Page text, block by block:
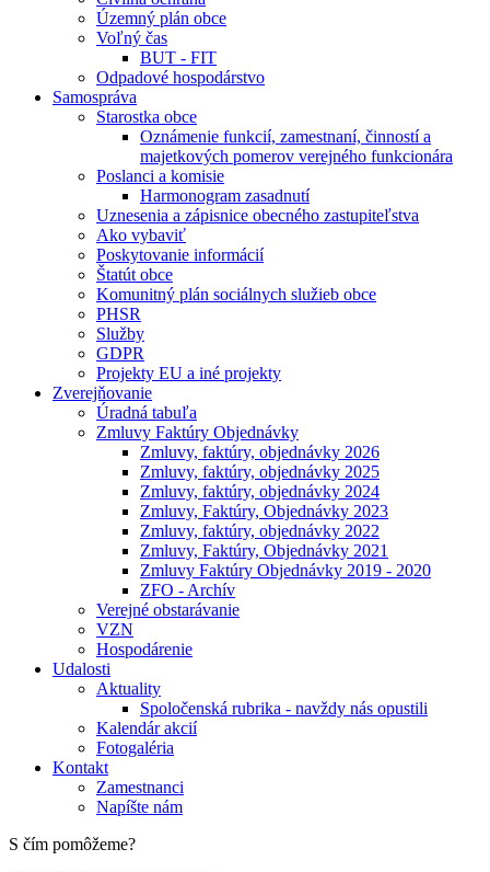
Územný plán obce
Voľný čas
BUT - FIT
Odpadové hospodárstvo
Samospráva
Starostka obce
Oznámenie funkcií, zamestnaní, činností a
majetkových pomerov verejného funkcionára
Poslanci a komisie
Harmonogram zasadnutí
Uznesenia a zápisnice obecného zastupiteľstva
Ako vybaviť
Poskytovanie informácií
Štatút obce
Komunitný plán sociálnych služieb obce
PHSR
Služby
GDPR
Projekty EU a iné projekty
Zverejňovanie
Úradná tabuľa
Zmluvy Faktúry Objednávky
Zmluvy, faktúry, objednávky 2026
Zmluvy, faktúry, objednávky 2025
Zmluvy, faktúry, objednávky 2024
Zmluvy, Faktúry, Objednávky 2023
Zmluvy, faktúry, objednávky 2022
Zmluvy, Faktúry, Objednávky 2021
Zmluvy Faktúry Objednávky 2019 - 2020
ZFO - Archív
Verejné obstarávanie
VZN
Hospodárenie
Udalosti
Aktuality
Spoločenská rubrika - navždy nás opustili
Kalendár akcií
Fotogaléria
Kontakt
Zamestnanci
Napíšte nám
S čím pomôžeme?